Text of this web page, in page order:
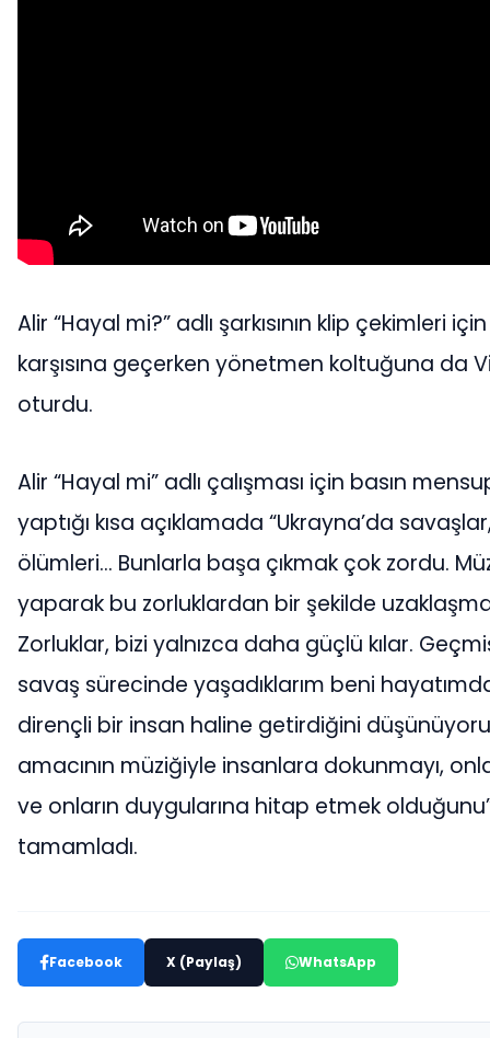
Alir “Hayal mi?” adlı şarkısının klip çekimleri
karşısına geçerken yönetmen koltuğuna da
oturdu.
Alir “Hayal mi” adlı çalışması için basın
yaptığı kısa açıklamada “Ukrayna’da
ölümleri… Bunlarla başa çıkmak çok zordu.
yaparak bu zorluklardan bir şekilde
Zorluklar, bizi yalnızca daha güçlü kılar.
savaş sürecinde yaşadıklarım beni
dirençli bir insan haline getirdiğini
amacının müziğiyle insanlara dokunmayı,
ve onların duygularına hitap etmek
tamamladı.
Facebook X (Paylaş) WhatsApp